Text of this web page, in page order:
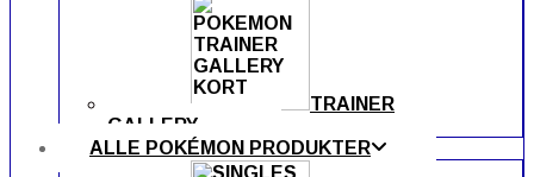
TRAINER
GALLERY
ALLE POKÉMON PRODUKTER